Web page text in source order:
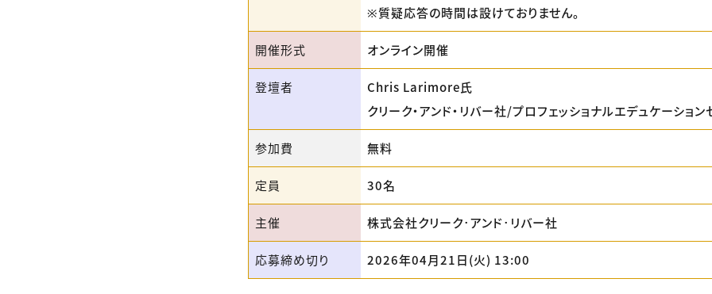
※質疑応答の時間は設けておりません。
開催形式 オンライン開催
登壇者
Chris Larimore氏
クリーク・アンド・リバー社/プロフェッショナルエデュケーション
参加費 無料
定員 30名
主催 株式会社クリーク･アンド･リバー社
応募締め切り 2026年04月21日(火) 13:00